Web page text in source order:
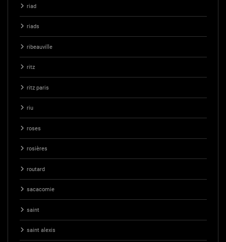
riad
riads
ribeauville
ritz
ritz paris
riu
roses
rosières
routard
sacacomie
saint
saint alexis